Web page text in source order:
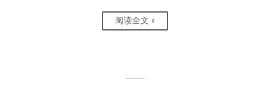
阅读全文 »